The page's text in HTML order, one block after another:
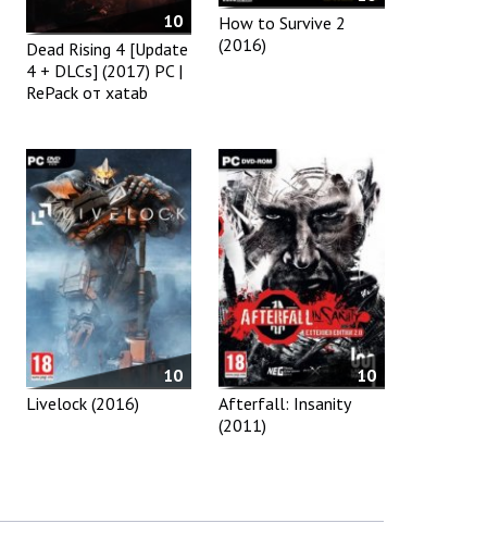
10
Dead Rising 4 [Update
4 + DLCs] (2017) PC |
RePack от xatab
How to Survive 2
(2016)
10
Livelock (2016)
10
Afterfall: Insanity
(2011)